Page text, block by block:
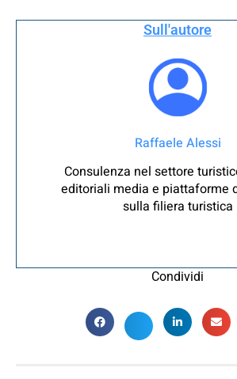
Sull'autore
Raffaele Alessi
Consulenza nel settore
editoriali media e piattaforme
sulla filiera turistica
Condividi